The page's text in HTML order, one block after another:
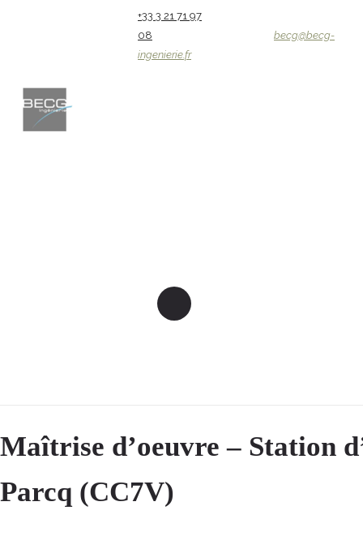
+33 3 21 71 97
08
becg@becg-
ingenierie.fr
Maîtrise d’oeuvre – Station
Parcq (CC7V)